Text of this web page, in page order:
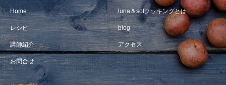
Home luna＆solクッキングとは
レシピ blog
講師紹介 アクセス
お問合せ